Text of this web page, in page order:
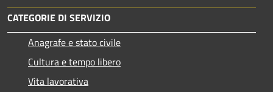
CATEGORIE DI SERVIZIO
Anagrafe e stato civile
Cultura e tempo libero
Vita lavorativa